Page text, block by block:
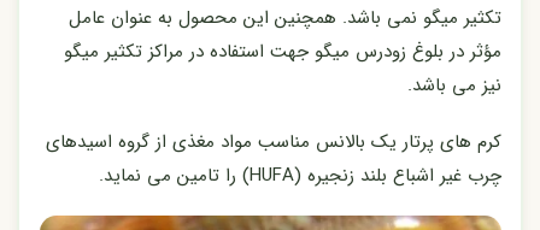
تکثیر میگو نمی باشد. همچنین این محصول به عنوان عامل
مؤثر در بلوغ زودرس میگو جهت استفاده در مراکز تکثیر میگو
نیز می باشد.
کرم های پرتار یک بالانس مناسب مواد مغذی از گروه اسیدهای
چرب غیر اشباع بلند زنجیره (HUFA) را تامین می نماید.